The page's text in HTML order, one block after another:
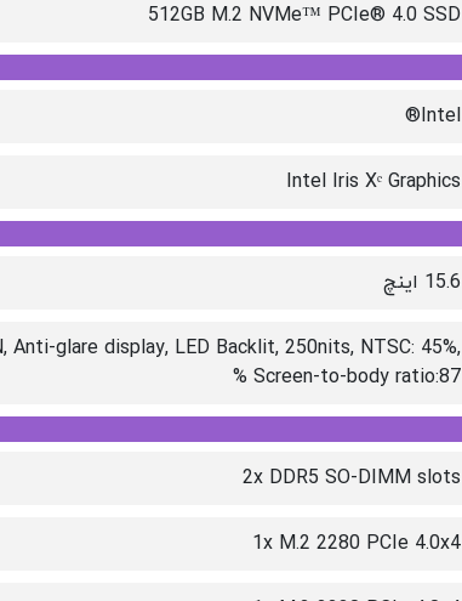
512GB M.2 NVMe™ PCIe® 4.0 SSD
Intel®
Intel Iris Xᵉ Graphics
15.6 اینچ
glare display, LED Backlit, 250nits, NTSC: 45%,
Screen-to-body ratio:87 %
2x DDR5 SO-DIMM slots
1x M.2 2280 PCIe 4.0x4